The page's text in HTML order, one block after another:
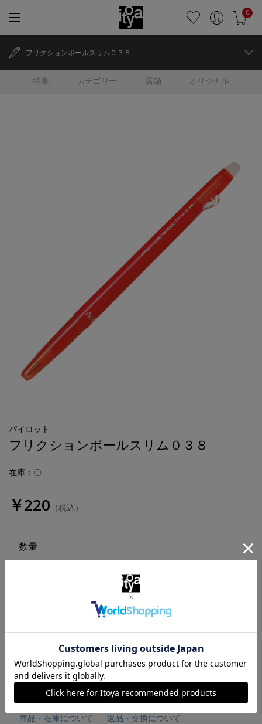
0
特集 カテゴリー 店舗 オリジナル
フリクションボールスリム０３８
パイロット
フリクションボールスリム０３８
在庫：〇
￥220 （税込）
数量
お気に入りに追加
商品・在庫について
返品・交換について